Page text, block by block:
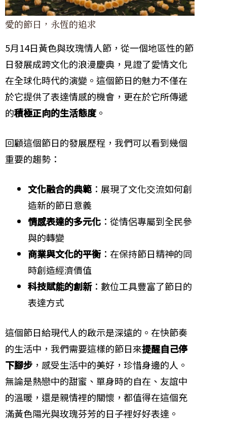
愛的節日，永恆的追求
5月14日黃色與玫瑰情人節，從一個地區性的節
日發展成跨文化的浪漫慶典，見證了愛情文化
在全球化時代的演變。這個節日的魅力不僅在
於它提供了表達情感的機會，更在於它所傳遞
的積極正向的生活態度。
回顧這個節日的發展歷程，我們可以看到幾個
重要的趨勢：
文化融合的典範 ：展現了文化交流如何創
造新的節日意義
情感表達的多元化 ：從情侶專屬到全民參
與的轉變
商業與文化的平衡：在保持節日精神的同
時創造經濟價值
科技賦能的創新：數位工具豐富了節日的
表達方式
這個節日給現代人的啟示是深遠的。在快節奏
的生活中，我們需要這樣的節日來提醒自己停
下腳步 ，感受生活中的美好，珍惜身邊的人。
無論是熱戀中的甜蜜、單身時的自在、友誼中
的溫暖，還是親情裡的關懷，都值得在這個充
滿黃色陽光與玫瑰芬芳的日子裡好好表達。